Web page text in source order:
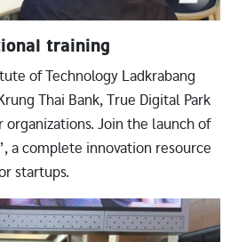
training
of Technology Ladkrabang
Thai Bank, True Digital Park
Join the launch of
a complete innovation resource
startups.